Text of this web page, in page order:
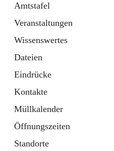
Amtstafel
Veranstaltungen
Wissenswertes
Dateien
Eindrücke
Kontakte
Müllkalender
Öffnungszeiten
Standorte
Tab
Region Schneebergland
Externe Webseite
öffnet
in
neuem
Tab